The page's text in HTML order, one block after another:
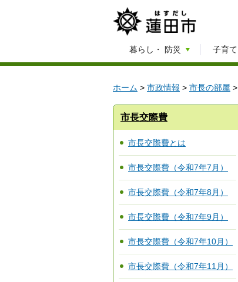
暮らし・ 防災 子育て
ホーム > 市政情報 > 市長の部屋 >
市長交際費
市長交際費とは
市長交際費（令和7年7月）
市長交際費（令和7年8月）
市長交際費（令和7年9月）
市長交際費（令和7年10月）
市長交際費（令和7年11月）